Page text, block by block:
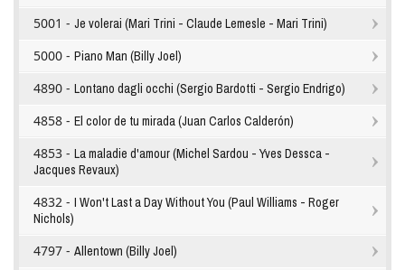
5001 - Je volerai (Mari Trini - Claude Lemesle - Mari Trini)
5000 - Piano Man (Billy Joel)
4890 - Lontano dagli occhi (Sergio Bardotti - Sergio Endrigo)
4858 - El color de tu mirada (Juan Carlos Calderón)
4853 - La maladie d'amour (Michel Sardou - Yves Dessca -
Jacques Revaux)
4832 - I Won't Last a Day Without You (Paul Williams - Roger
Nichols)
4797 - Allentown (Billy Joel)